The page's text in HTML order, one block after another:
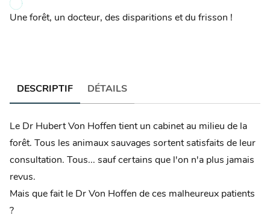
Une forêt, un docteur, des disparitions et du frisson !
DESCRIPTIF DÉTAILS
Le Dr Hubert Von Hoffen tient un cabinet au milieu de la
forêt. Tous les animaux sauvages sortent satisfaits de leur
consultation. Tous... sauf certains que l'on n'a plus jamais
revus.
Mais que fait le Dr Von Hoffen de ces malheureux patients
?